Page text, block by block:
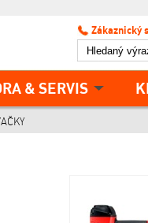
& SERVIS
Zákaznický